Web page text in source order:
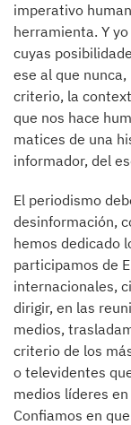
imperativo
herramienta. Y
cuyas
ese al que
criterio, la
que nos hace
matices de una
informador, del
El periodismo
desinformación,
hemos dedicado
participamos de
internacionales,
dirigir, en las
medios,
criterio de los
o televidentes
medios líderes
Confiamos en